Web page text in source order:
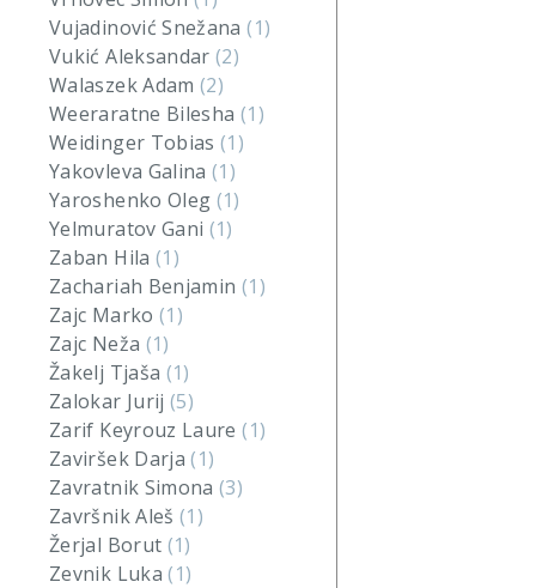
Vujadinović Snežana(1)
Vukić Aleksandar(2)
Walaszek Adam(2)
Weeraratne Bilesha (1)
Weidinger Tobias(1)
Yakovleva Galina(1)
Yaroshenko Oleg (1)
Yelmuratov Gani (1)
Zaban Hila (1)
Zachariah Benjamin (1)
Zajc Marko (1)
Zajc Neža (1)
Žakelj Tjaša (1)
Zalokar Jurij(5)
Zarif Keyrouz Laure(1)
Zaviršek Darja(1)
Zavratnik Simona(3)
Završnik Aleš(1)
Žerjal Borut (1)
Zevnik Luka(1)